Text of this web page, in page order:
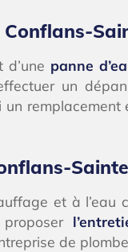
panne
un
et à l’eau
de